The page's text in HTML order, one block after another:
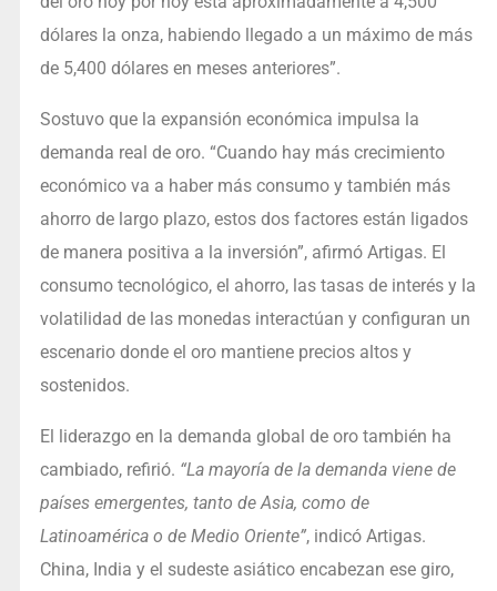
dólares la onza, habiendo llegado a un máximo de más
de 5,400 dólares en meses anteriores”.
Sostuvo que la expansión económica impulsa la
demanda real de oro. “Cuando hay más crecimiento
económico va a haber más consumo y también más
ahorro de largo plazo, estos dos factores están ligados
de manera positiva a la inversión”, afirmó Artigas. El
consumo tecnológico, el ahorro, las tasas de interés y la
volatilidad de las monedas interactúan y configuran un
escenario donde el oro mantiene precios altos y
sostenidos.
El liderazgo en la demanda global de oro también ha
cambiado, refirió. “La mayoría de la demanda viene de
países emergentes, tanto de Asia, como de
Latinoamérica o de Medio Oriente”, indicó Artigas.
China, India y el sudeste asiático encabezan ese giro,